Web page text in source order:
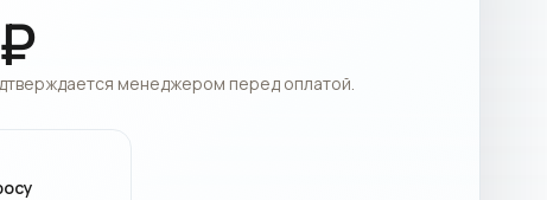
₽
менеджером перед оплатой.